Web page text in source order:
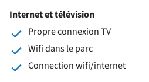
Internet et télévision
Propre connexion TV
Wifi dans le parc
Connection wifi/internet